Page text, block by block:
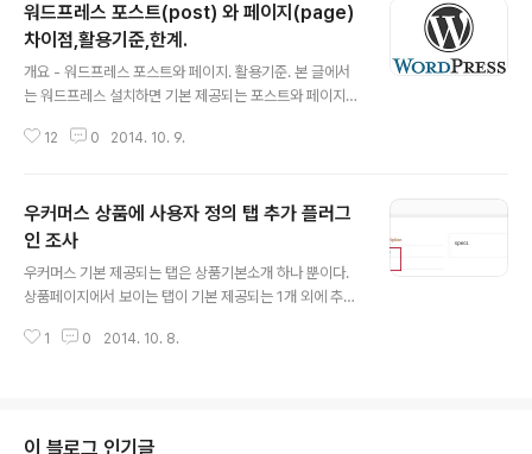
워드프레스 포스트(post) 와 페이지(page)
차이점,활용기준,한계.
개요 - 워드프레스 포스트와 페이지. 활용기준. 본 글에서
는 워드프레스 설치하면 기본 제공되는 포스트와 페이지의
본 제공 포스트와 페이지의 제한사항들을 해결할 수 있는
어야 한다. 워드프레스 관리자 화면에 보면, 포스트는 '글'
로 표시되고 있지만, 이 글에서는 포스트라는 용어로 사용
한다. 포스트와 페이지는 워드프레스가 골격 설계될 때부
터 운용하는 방식이 다르게 분리해둔 것이다. 워드프레스
에서 기본 포스트와 페이지 차이점. 포스트와 페이지의 용
도에 의한 차이점. 워드프레스는 아래와 같은 용도별 분리
12 0 2014. 10. 9.
우커머스 상품에 사용자 정의 탭 추가 플러그
인 조사
우커머스 기본 제공되는 탭은 상품기본소개 하나 뿐이다.
상품페이지에서 보이는 탭이 기본 제공되는 1개 외에 추가
할 수 있는 플러그인 조사 해보고 쓸만한것 골라본다. 1. W
ntents 에 위지윅 편집기 제공안됨. 추가 가능한 탭의 수량
1 0 2014. 10. 8.
이 블로그 인기글